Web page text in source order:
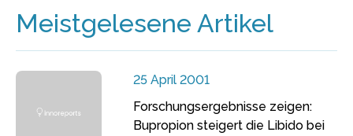
Meistgelesene Artikel
25 April 2001
Forschungsergebnisse zeigen:
Bupropion steigert die Libido bei